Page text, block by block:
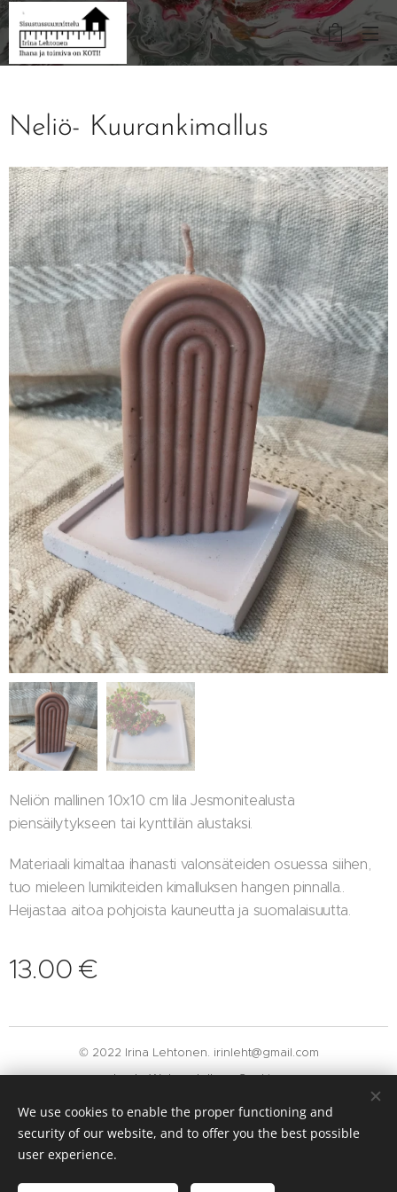
Neliö- Kuurankimallus
Neliön mallinen 10x10 cm lila Jesmonitealusta
piensäilytykseen tai kynttilän alustaksi.
Materiaali kimaltaa ihanasti valonsäteiden osuessa siihen,
tuo mieleen lumikiteiden kimalluksen hangen pinnalla..
Heijastaa aitoa pohjoista kauneutta ja suomalaisuutta.
13.00 €
© 2022 Irina Lehtonen. irinleht@gmail.com
LuotuWebnodella Cookies
Languages
Suomi
English
We use cookies to enable the proper functioning and
security of our website, and to offer you the best possible
user experience.